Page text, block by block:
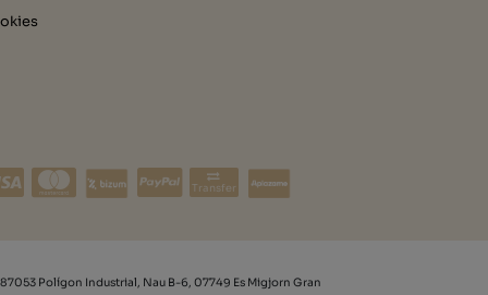
Transfer
Polígon Industrial, Nau B-6, 07749 Es Migjorn Gran